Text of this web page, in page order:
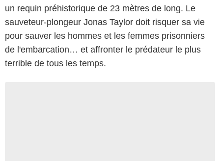
un requin préhistorique de 23 mètres de long. Le
sauveteur-plongeur Jonas Taylor doit risquer sa vie
pour sauver les hommes et les femmes prisonniers
de l'embarcation… et affronter le prédateur le plus
terrible de tous les temps.